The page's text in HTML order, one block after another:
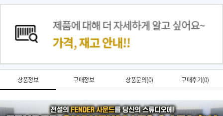
상품정보 구매정보 상품문의(0) 구매후기(0)